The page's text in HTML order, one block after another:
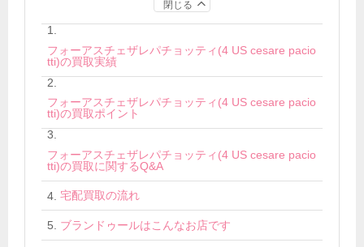
閉じる
フォーアスチェザレパチョッティ(4 US cesare pacio
tti)の買取実績
フォーアスチェザレパチョッティ(4 US cesare pacio
tti)の買取ポイント
フォーアスチェザレパチョッティ(4 US cesare pacio
tti)の買取に関するQ&A
宅配買取の流れ
ブランドゥールはこんなお店です